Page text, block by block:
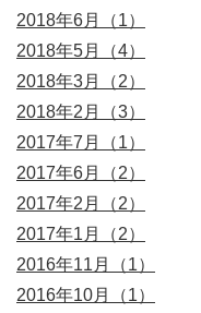
2018年6月（1）
2018年5月（4）
2018年3月（2）
2018年2月（3）
2017年7月（1）
2017年6月（2）
2017年2月（2）
2017年1月（2）
2016年11月（1）
2016年10月（1）